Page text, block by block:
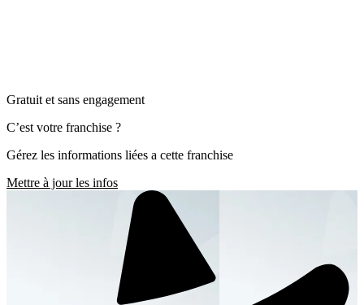
Gratuit et sans engagement
C’est votre franchise ?
Gérez les informations liées a cette franchise
Mettre à jour les infos